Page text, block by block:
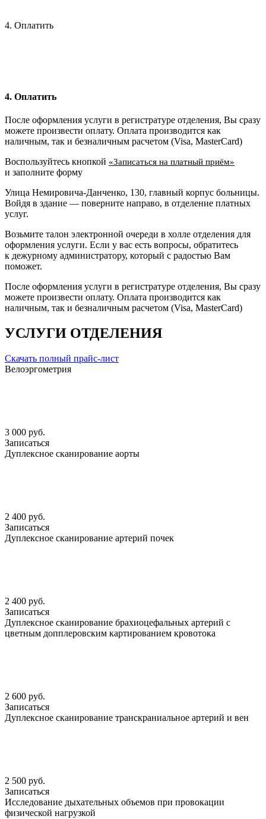
4. Оплатить
4. Оплатить
После оформления услуги в регистратуре отделения, Вы сразу
можете произвести оплату. Оплата производится как
наличным, так и безналичным расчетом (Visa, MasterCard)
Воспользуйтесь кнопкой «Записаться на платный приём»
и заполните форму
Улица Немировича-Данченко, 130, главный корпус больницы.
Войдя в здание — поверните направо, в отделение платных
услуг.
Возьмите талон электронной очереди в холле отделения для
оформления услуги. Если у вас есть вопросы, обратитесь
к дежурному администратору, который с радостью Вам
поможет.
После оформления услуги в регистратуре отделения, Вы сразу
можете произвести оплату. Оплата производится как
наличным, так и безналичным расчетом (Visa, MasterCard)
УСЛУГИ ОТДЕЛЕНИЯ
Скачать полный прайс-лист
Велоэргометрия
3 000 руб.
Записаться
Дуплексное сканирование аорты
2 400 руб.
Записаться
Дуплексное сканирование артерий почек
2 400 руб.
Записаться
Дуплексное сканирование брахиоцефальных артерий с
цветным допплеровским картированием кровотока
2 600 руб.
Записаться
Дуплексное сканирование транскраниальное артерий и вен
2 500 руб.
Записаться
Исследование дыхательных объемов при провокации
физической нагрузкой